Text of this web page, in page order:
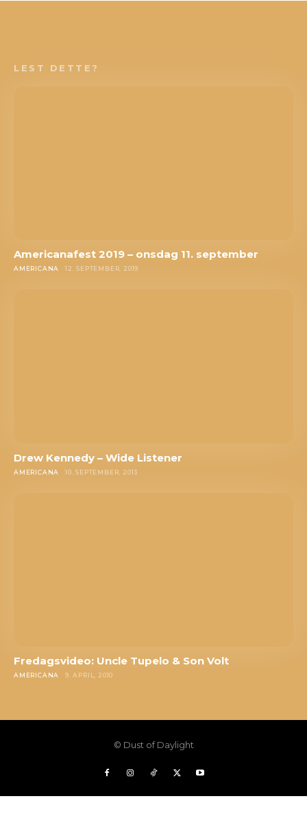
LEST DETTE?
Americanafest 2019 – onsdag 11. september
AMERICANA 12. SEPTEMBER, 2019
Drew Kennedy – Wide Listener
AMERICANA 10. SEPTEMBER, 2013
Fredagsvideo: Uncle Tupelo & Son Volt
AMERICANA 9. APRIL, 2010
© Dust of Daylight